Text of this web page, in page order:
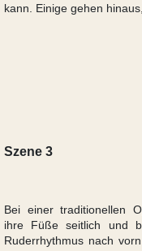
kann. Einige gehen
Szene 3
Bei einer traditionellen
ihre Füße seitlich und
Ruderrhythmus nach